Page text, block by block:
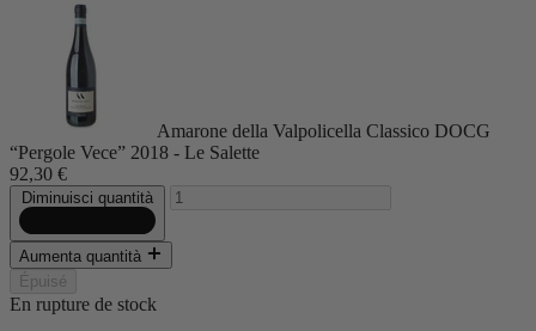
Amarone della Valpolicella Classico DOCG
“Pergole Vece” 2018 - Le Salette
92,30 €
Diminuisci quantità
Aumenta quantità
Épuisé
En rupture de stock